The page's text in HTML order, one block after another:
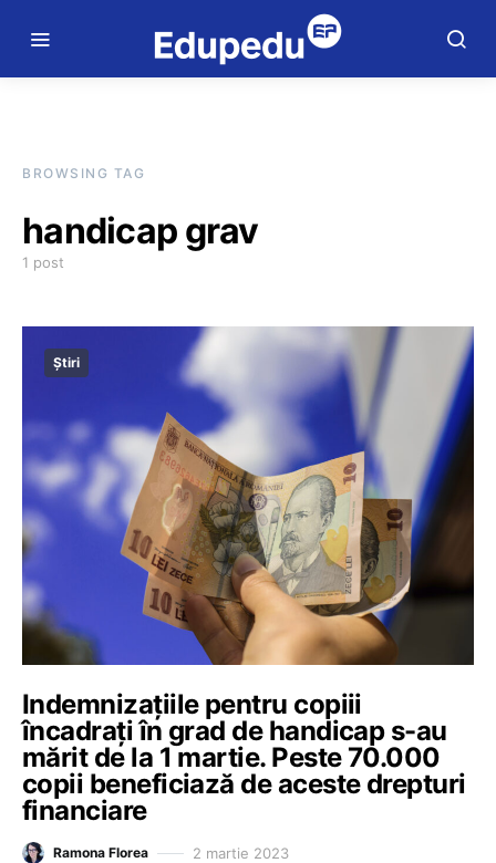
BROWSING TAG
handicap grav
1 post
Știri
Indemnizațiile pentru copiii
încadrați în grad de handicap s-au
mărit de la 1 martie. Peste 70.000
copii beneficiază de aceste drepturi
financiare
Ramona Florea 2 martie 2023